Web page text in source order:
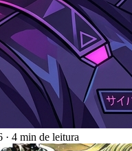
· 4 min de leitura